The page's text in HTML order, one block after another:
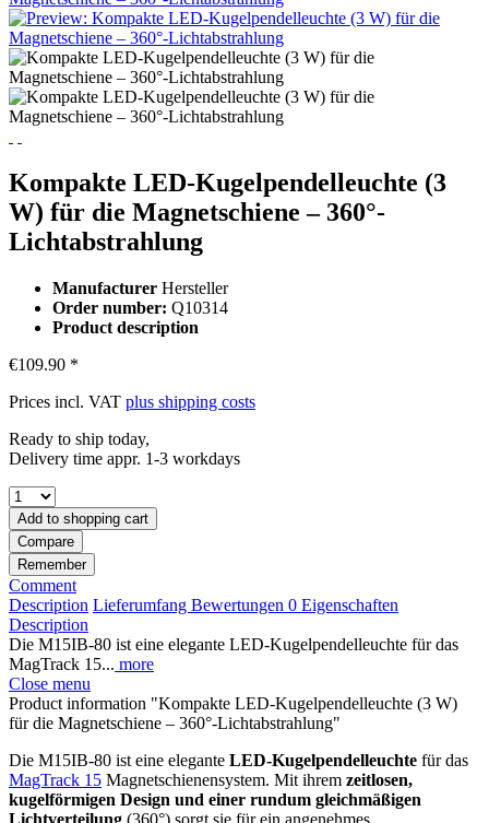
Kompakte LED-Kugelpendelleuchte (3
W) für die Magnetschiene – 360°-
Lichtabstrahlung
Manufacturer Hersteller
Order number: Q10314
Product description
€109.90 *
Prices incl. VAT plus shipping costs
Ready to ship today,
Delivery time appr. 1-3 workdays
Add to shopping cart
Compare
Remember
Comment
Description Lieferumfang Bewertungen 0 Eigenschaften
Description
Die M15IB-80 ist eine elegante LED-Kugelpendelleuchte für das
MagTrack 15... more
Close menu
Product information "Kompakte LED-Kugelpendelleuchte (3 W)
für die Magnetschiene – 360°-Lichtabstrahlung"
Die M15IB-80 ist eine elegante LED-Kugelpendelleuchte für das
MagTrack 15 Magnetschienensystem. Mit ihrem zeitlosen,
kugelförmigen Design und einer rundum gleichmäßigen
Lichtverteilung (360°) sorgt sie für ein angenehmes,